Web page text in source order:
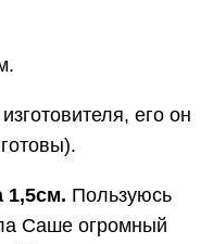
его он
Пользуюсь
Саше огромный